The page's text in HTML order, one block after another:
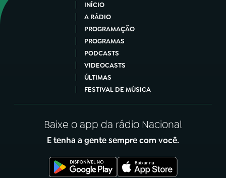
INÍCIO
A RÁDIO
PROGRAMAÇÃO
PROGRAMAS
PODCASTS
VIDEOCASTS
ÚLTIMAS
FESTIVAL DE MÚSICA
Baixe o app da rádio Nacional
E tenha a gente sempre com você.